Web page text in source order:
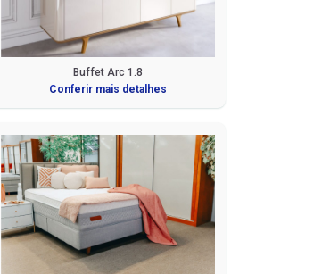
Buffet Arc 1.8
Conferir mais detalhes